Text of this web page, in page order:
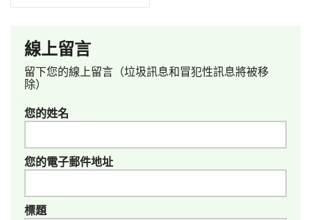
線上留言
留下您的線上留言（垃圾訊息和冒犯性訊息將被移
除）
您的姓名
您的電子郵件地址
標題